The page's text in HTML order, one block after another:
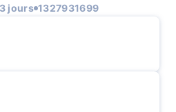
jours 1327931699